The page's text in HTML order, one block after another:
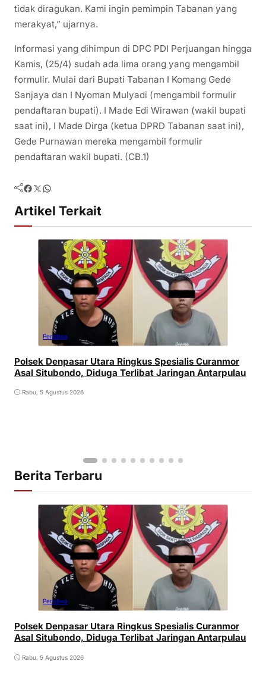
tidak diragukan. Kami ingin pemimpin Tabanan yang
merakyat,” ujarnya.
Informasi yang dihimpun di DPC PDI Perjuangan hingga
Kamis, (25/4) sudah ada lima orang yang mengambil
formulir. Mulai dari Bupati Tabanan I Komang Gede
Sanjaya dan I Nyoman Mulyadi (mengambil formulir
pendaftaran bupati). I Made Edi Wirawan (wakil bupati
saat ini), I Made Dirga (ketua DPRD Tabanan saat ini),
Gede Purnawan mereka mengambil formulir
pendaftaran wakil bupati. (CB.1)
Facebook Twitter WhatsApp
Artikel Terkait
Peristiwa
Polsek Denpasar Utara Ringkus Spesialis Curanmor
Asal Situbondo, Diduga Terlibat Jaringan Antarpulau
Rabu, 5 Agustus 2026
Berita Terbaru
Peristiwa
Polsek Denpasar Utara Ringkus Spesialis Curanmor
Asal Situbondo, Diduga Terlibat Jaringan Antarpulau
Rabu, 5 Agustus 2026